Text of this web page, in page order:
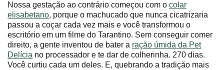
Nossa gestação ao contrário começou com o colar
elisabetano, porque o machucado que nunca cicatrizaria
passou a coçar cada vez mais e você transformou o
escritório em um filme do Tarantino. Sem conseguir comer
direito, a gente inventou de bater a ração úmida da Pet
Delícia no processador e te dar de colherinha. 270 dias.
Você curtiu cada um deles. E, quebrando a tradição mais